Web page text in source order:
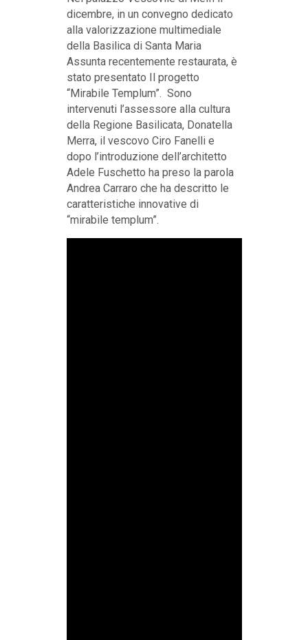
dicembre, in un convegno dedicato
alla valorizzazione multimediale
della Basilica di Santa Maria
Assunta recentemente restaurata, è
stato presentato Il progetto
“Mirabile Templum”. Sono
intervenuti l’assessore alla cultura
della Regione Basilicata, Donatella
Merra, il vescovo Ciro Fanelli e
dopo l’introduzione dell’architetto
Adele Fuschetto ha preso la parola
Andrea Carraro che ha descritto le
caratteristiche innovative di
“mirabile templum”.